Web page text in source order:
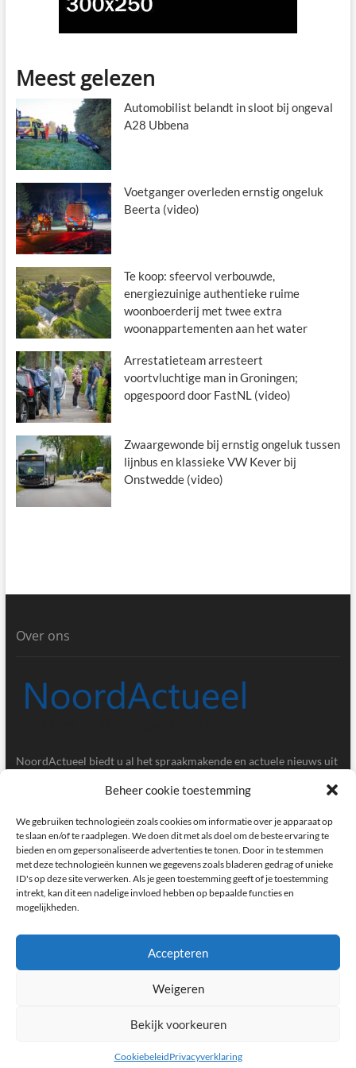
Beheer cookie toestemming
We gebruiken technologieën zoals cookies om informatie over je apparaat op
te slaan en/of te raadplegen. We doen dit met als doel om de beste ervaring te
bieden en om gepersonaliseerde advertenties te tonen. Door in te stemmen
met deze technologieën kunnen we gegevens zoals bladeren gedrag of unieke
ID's op deze site verwerken. Als je geen toestemming geeft of je toestemming
intrekt, kan dit een nadelige invloed hebben op bepaalde functies en
mogelijkheden.
Accepteren
Weigeren
Bekijk voorkeuren
CookiebeleidPrivacyverklaring
Meest gelezen
Automobilist belandt in sloot bij ongeval
A28 Ubbena
Voetganger overleden ernstig ongeluk
Beerta (video)
Te koop: sfeervol verbouwde,
energiezuinige authentieke ruime
woonboerderij met twee extra
woonappartementen aan het water
Arrestatieteam arresteert
voortvluchtige man in Groningen;
opgespoord door FastNL (video)
Zwaargewonde bij ernstig ongeluk tussen
lijnbus en klassieke VW Kever bij
Onstwedde (video)
Over ons
NoordActueel biedt u al het spraakmakende en actuele nieuws uit
Gegevens
Postbus 5020, 9700GA, Groningen
redactie@noordactueel.nl